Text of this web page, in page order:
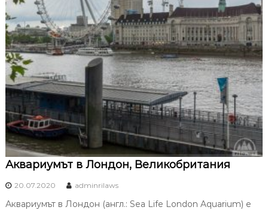
Аквариумът в Лондон, Великобритания
20.07.2020 adminrilaws
Аквариумът в Лондон (англ.: Sea Life London Aquarium) е